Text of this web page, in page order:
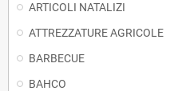
ARTICOLI NATALIZI
ATTREZZATURE AGRICOLE
BARBECUE
BAHCO